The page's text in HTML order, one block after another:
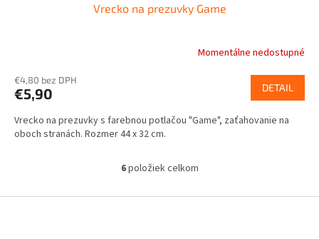
Vrecko na prezuvky Game
Momentálne nedostupné
€4,80 bez DPH
€5,90 DETAIL
Vrecko na prezuvky s farebnou potlačou "Game", zaťahovanie na
oboch stranách. Rozmer 44 x 32 cm.
O
l
6položiek celkom